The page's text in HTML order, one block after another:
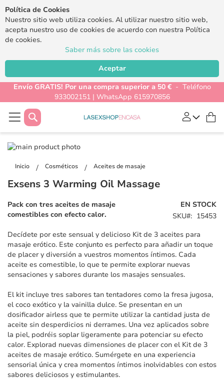
Política de Cookies
Nuestro sitio web utiliza cookies. Al utilizar nuestro sitio web,
acepta nuestro uso de cookies de acuerdo con nuestra Política
de cookies.
Saber más sobre las cookies
Aceptar
Envío GRATIS! Por una compra superior a 50 €- Teléfono
933002151 | WhatsApp 615970856
Buscar
Inicio Cosméticos Aceites de masaje
Saltar
final
la
de
imágenes
de
galería
de
Exsens 3 Warming Oil Massage
EN STOCK
SKU
15453
Pack con tres aceites de masaje
comestibles con efecto calor.
Decídete por este sensual y delicioso Kit de 3 aceites para
masaje erótico. Este conjunto es perfecto para añadir un toque
de placer y diversión a vuestros momentos íntimos. Cada
aceite es comestible, lo que te permite explorar nuevas
sensaciones y sabores durante los masajes sensuales.
El kit incluye tres sabores tan tentadores como la fresa jugosa,
el coco exótico y la vainilla dulce. Se presentan en un
dosificador airless que te permite utilizar la cantidad justa de
aceite sin desperdicios ni derrames. Una vez aplicados sobre
la piel, podréis soplar ligeramente para potenciar su efecto
calor. Explorad nuevas dimensiones de placer con el Kit de 3
aceites de masaje erótico. Sumérgete en una experiencia
sensorial única y crea momentos íntimos inolvidables con estos
sabores deliciosos y estimulantes.